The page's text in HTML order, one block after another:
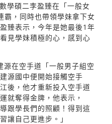
學碩二李盈臻在「一般女
霸，同時也帶領學妹拿下女
臻表示，今年是她最後1年
見學妹積極的心，感到心
在空手道「一般男子組空
源國中便開始接觸空手
後，他才重新投入空手道
就奪得金牌，他表示，
跟學長們的照顧！得到這
讓自己更進步。」